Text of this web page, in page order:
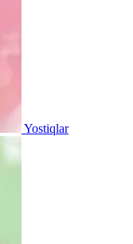
Yostiqlar